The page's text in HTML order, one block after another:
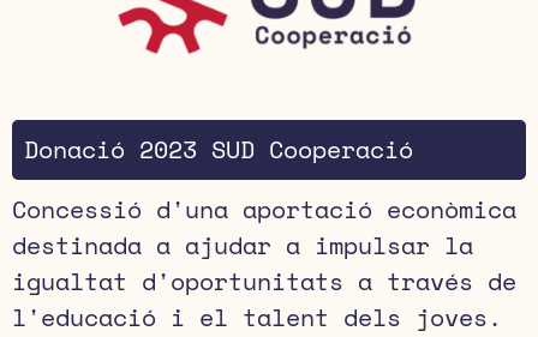
Donació 2023 SUD Cooperació
Concessió d'una aportació econòmica
destinada a ajudar a impulsar la
igualtat d'oportunitats a través de
l'educació i el talent dels joves.